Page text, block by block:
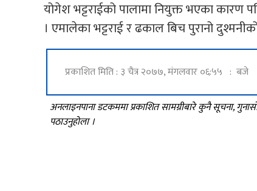
योगेश भट्टराईको पालामा नियुक्त भएका कारण
। एमालेका भट्टराई र ढकाल बिच पुरानो
प्रकाशित मिति : ३ चैत्र २०७७, मंगलवार ०६:५५ : बजे
अनलाइनपाना डटकममा प्रकाशित सामग्रीबारे कुनै सूचना,
पठाउनुहोला ।